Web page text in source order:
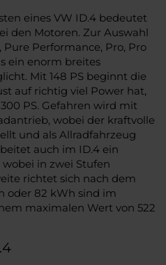
eines VW ID.4 bedeutet
den Motoren. Zur Auswahl
Performance, Pro, Pro
ein enorm breites
Mit 148 PS beginnt die
auf richtig viel Power hat,
PS. Gefahren wird mit
wobei der kraftvolle
und als Allradfahrzeug
auch im ID.4 ein
in zwei Stufen
richtet sich nach dem
oder 82 kWh sind im
maximalen Wert von 522